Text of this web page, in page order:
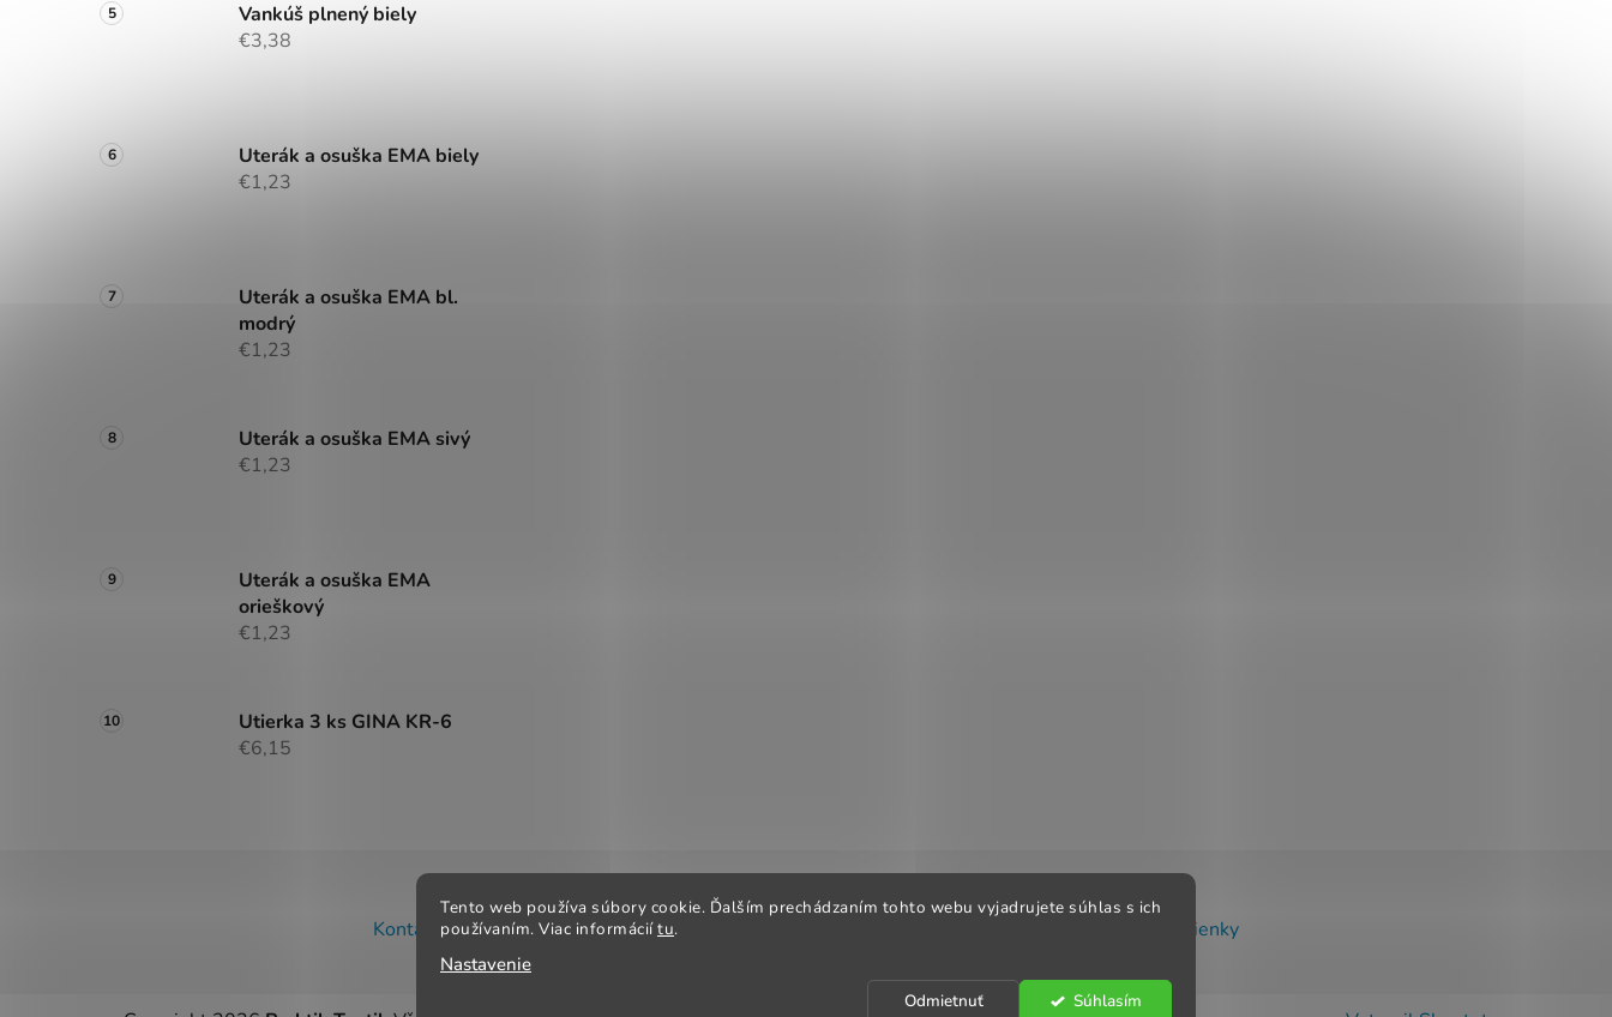
Tento web používa súbory cookie. Ďalším prechádzaním tohto webu vyjadrujete súhlas s ich
používaním. Viac informáciítu.
Nastavenie
Odmietnuť Súhlasím
Vankúš plnený biely
€3,38
Uterák a osuška EMA biely
€1,23
Uterák a osuška EMA bl.
modrý
€1,23
Uterák a osuška EMA sivý
€1,23
Uterák a osuška EMA
orieškový
€1,23
Utierka 3 ks GINA KR-6
€6,15
Kontakt Obchodné podmienky Odstúpenie od zmluvy Obchodné podmienky